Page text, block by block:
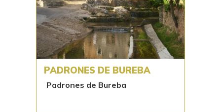
PADRONES DE BUREBA
Padrones de Bureba